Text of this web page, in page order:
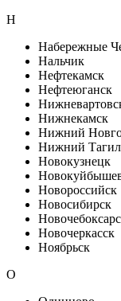
Н
Набережные
Нальчик
Нефтекамск
Нефтеюганск
Нижнекамск
Нижний
Нижний Тагил
Новокузнецк
Новороссийск
Новосибирск
Новочеркасск
Ноябрьск
О